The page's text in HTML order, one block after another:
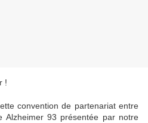
!
convention de partenariat entre
93 présentée par notre